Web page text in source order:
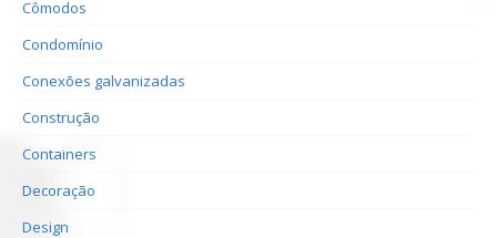
Cômodos
Condomínio
Conexões galvanizadas
Construção
Containers
Decoração
Design